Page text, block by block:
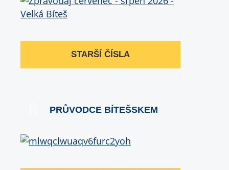
STARŠÍ ČÍSLA
PRŮVODCE BÍTEŠSKEM